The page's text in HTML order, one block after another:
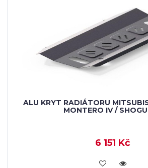
ALU KRYT RADIÁTORU
MONTERO IV /
6 151 Kč
KOUPIT